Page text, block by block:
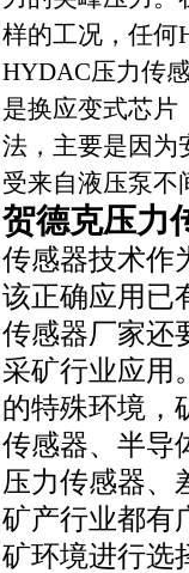
样的工况，任何
HYDAC压力传
是换应变式芯片
法，主要是因为
受来自液压泵不
贺德克压力
传感器技术作
该正确应用已
传感器厂家还
采矿行业应用
的特殊环境，
传感器、半导
压力传感器、
矿产行业都有
矿环境进行选